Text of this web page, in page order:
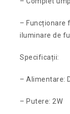
– Funcționare
iluminare de
Specificații:
– Alimentare:
– Putere: 2W